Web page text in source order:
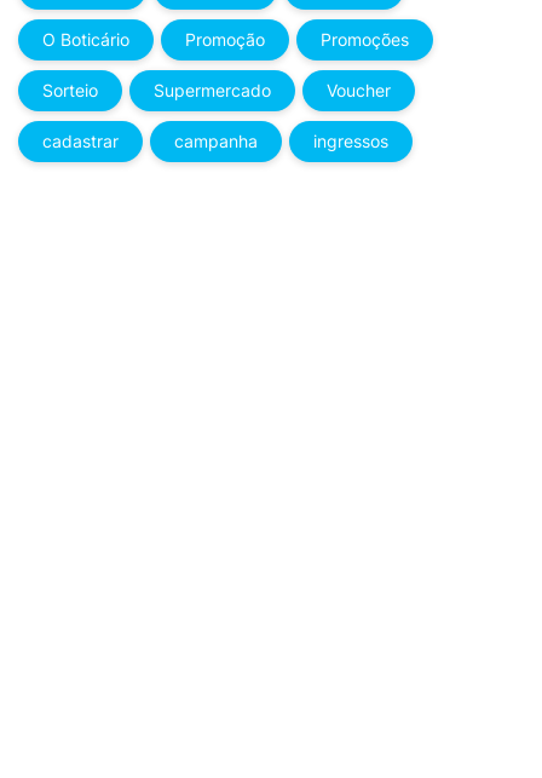
O Boticário Promoção Promoções
Sorteio Supermercado Voucher
cadastrar campanha ingressos